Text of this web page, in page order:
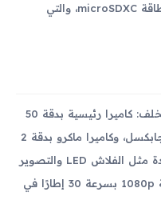
إمكانية توسيع السعة التخزينية عبر بطاقة microSDXC، والتي
يأتي Galaxy M16 بكاميرا ثلاثية في الخلف: كاميرا رئيسية بدقة 50
ميجابكسل، وكاميرا عريضة بدقة 5 ميجابكسل، وكاميرا ماكرو بدقة 2
ميجابكسل. تدعم الكاميرا ميزات متعددة مثل الفلاش LED والتصوير
البانورامي وHDR، وتسجيل فيديو بدقة 1080p بسرعة 30 إطارًا في